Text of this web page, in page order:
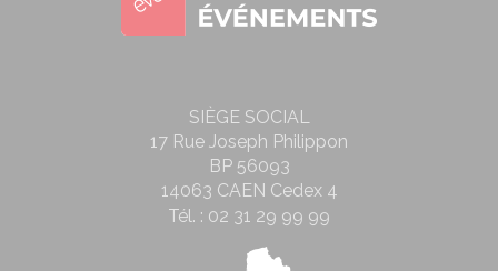
SIÈGE SOCIAL
17 Rue Joseph Philippon
BP 56093
14063 CAEN Cedex 4
Tél. : 02 31 29 99 99